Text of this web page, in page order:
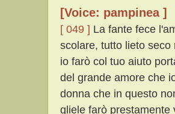
[Voice: pampinea ]
[ 049 ] La fante fece
scolare, tutto lieto seco
io farò col tuo aiuto
del grande amore che
donna che in questo
gliele farò prestamente